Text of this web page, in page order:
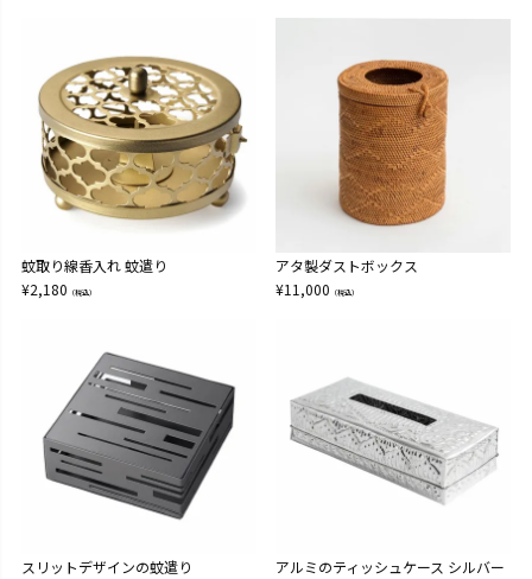
蚊取り線香入れ 蚊遣り
¥2,180 （税込）
アタ製ダストボックス
¥11,000 （税込）
スリットデザインの蚊遣り
アルミのティッシュケース シルバー